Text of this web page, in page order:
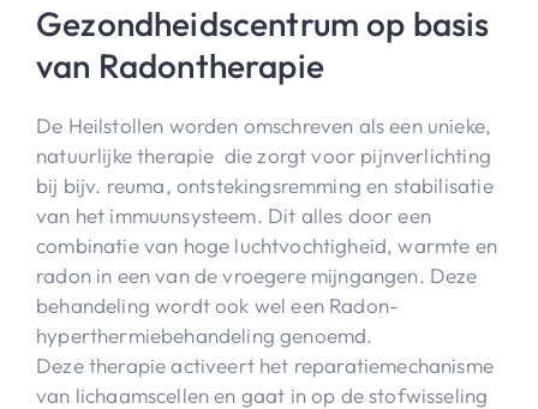
Gezondheidscentrum op basis
van Radontherapie
De Heilstollen worden omschreven als een unieke,
natuurlijke therapie die zorgt voor pijnverlichting
bij bijv. reuma, ontstekingsremming en stabilisatie
van het immuunsysteem. Dit alles door een
combinatie van hoge luchtvochtigheid, warmte en
radon in een van de vroegere mijngangen. Deze
behandeling wordt ook wel een Radon-
hyperthermiebehandeling genoemd.
Deze therapie activeert het reparatiemechanisme
van lichaamscellen en gaat in op de stofwisseling